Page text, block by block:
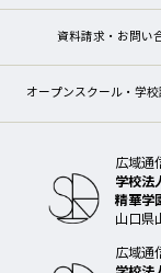
資料請求・お問い
オープンスクール・学
広域通
学校法
精華学
山口県
広域通